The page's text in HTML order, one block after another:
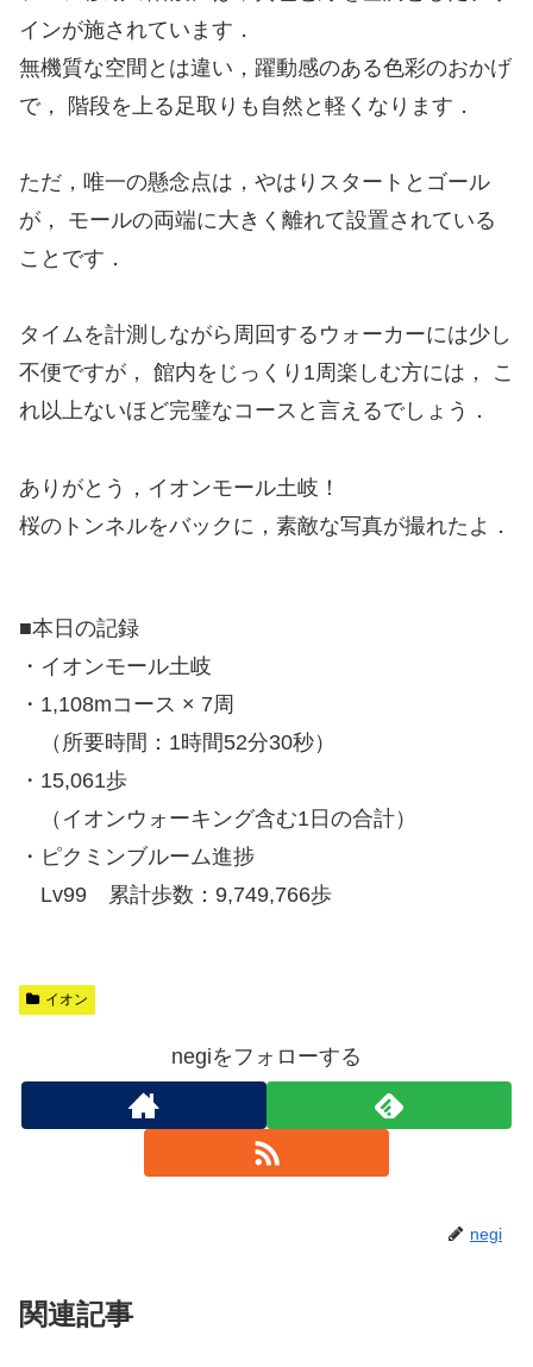
インが施されています．
無機質な空間とは違い，躍動感のある色彩のおかげ
で， 階段を上る足取りも自然と軽くなります．
ただ，唯一の懸念点は，やはりスタートとゴール
が， モールの両端に大きく離れて設置されている
ことです．
タイムを計測しながら周回するウォーカーには少し
不便ですが， 館内をじっくり1周楽しむ方には， こ
れ以上ないほど完璧なコースと言えるでしょう．
ありがとう，イオンモール土岐！
桜のトンネルをバックに，素敵な写真が撮れたよ．
■本日の記録
・イオンモール土岐
・1,108mコース × 7周
（所要時間：1時間52分30秒）
・15,061歩
（イオンウォーキング含む1日の合計）
・ピクミンブルーム進捗
Lv99 累計歩数：9,749,766歩
イオン
negiをフォローする
negi
関連記事